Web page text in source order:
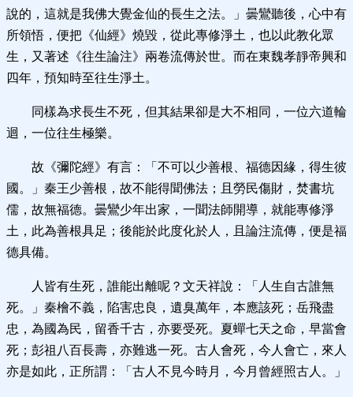
說的，這就是我佛大覺金仙的長生之法。」曇鸞聽後，心中有
所領悟，便把《仙經》燒毀，從此專修淨土，也以此教化眾
生，又著述《往生論注》兩卷流傳於世。而在東魏孝靜帝興和
四年，預知時至往生淨土。
同樣為求長生不死，但其結果卻是大不相同，一位六道輪
迴，一位往生極樂。
故《彌陀經》有言：「不可以少善根、福德因緣，得生彼
國。」秦王少善根，故不能得聞佛法；且勞民傷財，焚書坑
儒，故無福德。曇鸞少年出家，一聞法師開導，就能專修淨
土，此為善根具足；後能於此度化於人，且論注流傳，便是福
德具備。
人皆有生死，誰能出離呢？文天祥說：「人生自古誰無
死。」秦檜不義，陷害忠良，遺臭萬年，本應該死；岳飛盡
忠，為國為民，留香千古，亦要受死。夏蟬七天之命，早當會
死；彭祖八百長壽，亦難逃一死。古人會死，今人會亡，來人
亦是如此，正所謂：「古人不見今時月，今月曾經照古人。」